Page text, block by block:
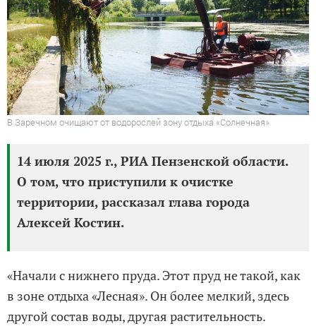
В Заречном очищают от водорослей зону отдыха «Солнечная»
14 июля 2025 г., РИА Пензенской области.
О том, что приступили к очистке
территории, рассказал глава города
Алексей Костин.
«Начали с нижнего пруда. Этот пруд не такой, как
в зоне отдыха «Лесная». Он более мелкий, здесь
другой состав воды, другая растительность.